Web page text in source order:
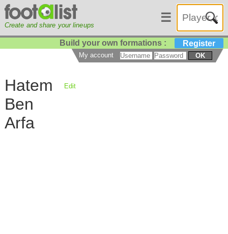
Create and share your lineups
☰
Build your own formations : Register
My account OK
Hatem
Ben
Arfa
Edit